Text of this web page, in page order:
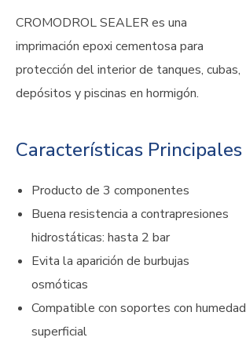
CROMODROL SEALER es una
imprimación epoxi cementosa para
protección del interior de tanques, cubas,
depósitos y piscinas en hormigón.
Características Principales
Producto de 3 componentes
Buena resistencia a contrapresiones
hidrostáticas: hasta 2 bar
Evita la aparición de burbujas
osmóticas
Compatible con soportes con humedad
superficial